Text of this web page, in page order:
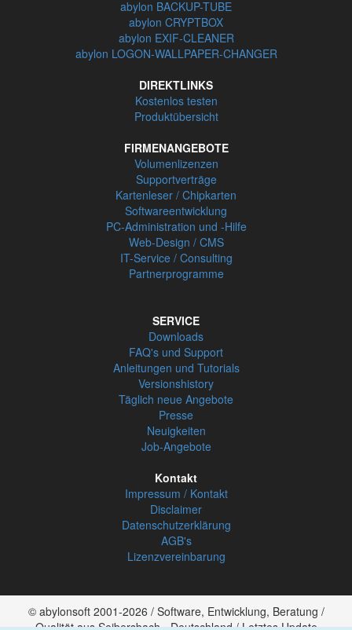
abylon BACKUP-TUBE
abylon CRYPTBOX
abylon EXIF-CLEANER
abylon LOGON-WALLPAPER-CHANGER
DIREKTLINKS
Kostenlos testen
Produktübersicht
FIRMENANGEBOTE
Volumenlizenzen
Supportverträge
Kartenleser / Chipkarten
Softwareentwicklung
PC-Administration und -Hilfe
Web-Design / CMS
IT-Service / Consulting
Partnerprogramme
SERVICE
Downloads
FAQ's und Support
Anleitungen und Tutorials
Versionshistory
Täglich neue Angebote
Presse
Neuigkeiten
Job-Angebote
Kontakt
Impressum / Kontakt
Disclaimer
Datenschutzerklärung
AGB's
Lizenzvereinbarung
© abylonsoft 2001-2026 / Software, Entwicklung, Beratung /